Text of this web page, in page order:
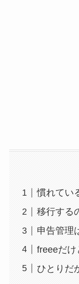
慣れてい
移行する
申告管理
freeeだけ
ひとりだ